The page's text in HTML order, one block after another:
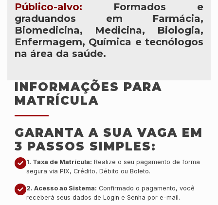
Público-alvo: Formados e
graduandos em Farmácia,
Biomedicina, Medicina, Biologia,
Enfermagem, Química e tecnólogos
na área da saúde.
INFORMAÇÕES PARA
MATRÍCULA
GARANTA A SUA VAGA EM
3 PASSOS SIMPLES:
1. Taxa de Matrícula: Realize o seu pagamento de forma
segura via PIX, Crédito, Débito ou Boleto.
2. Acesso ao Sistema: Confirmado o pagamento, você
receberá seus dados de Login e Senha por e-mail.